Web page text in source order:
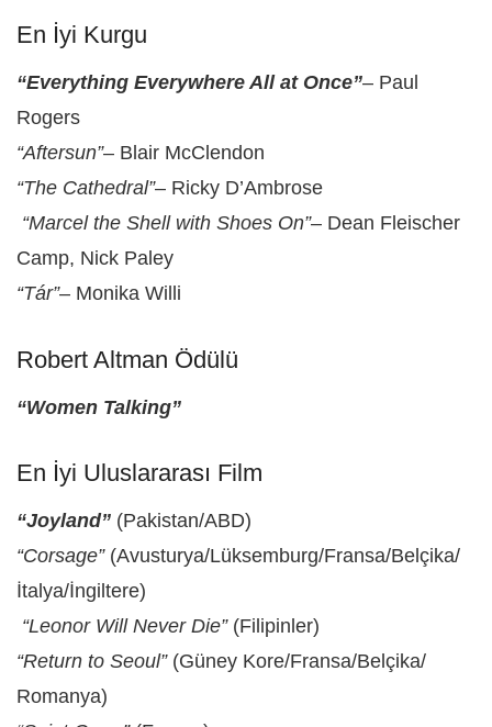
En İyi Kurgu
“Everything Everywhere All at Once”– Paul
Rogers
“Aftersun”– Blair McClendon
“The Cathedral”– Ricky D’Ambrose
“Marcel the Shell with Shoes On”– Dean Fleischer
Camp, Nick Paley
“Tár”– Monika Willi
Robert Altman Ödülü
“Women Talking”
En İyi Uluslararası Film
“Joyland” (Pakistan/ABD)
“Corsage”(Avusturya/Lüksemburg/Fransa/Belçika/
İtalya/İngiltere)
“Leonor Will Never Die”(Filipinler)
“Return to Seoul”(Güney Kore/Fransa/Belçika/
Romanya)